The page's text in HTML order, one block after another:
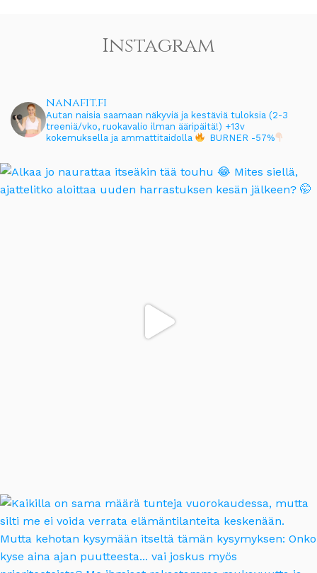
Instagram
nanafit.fi
Autan naisia saamaan näkyviä ja kestäviä tuloksia (2-3
treeniä/vko, ruokavalio ilman ääripäitä!) +13v
kokemuksella ja ammattitaidolla
BURNER -57%